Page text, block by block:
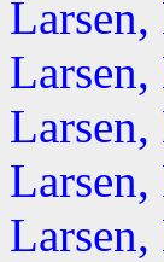
Larsen,
Larsen,
Larsen,
Larsen,